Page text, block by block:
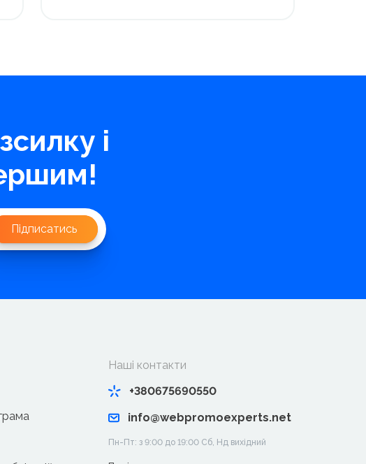
і
Підписатись
Наші контакти
+380675690550
info@webpromoexperts.net
Пн-Пт: з 9:00 до 19:00 Cб, Нд вихідний